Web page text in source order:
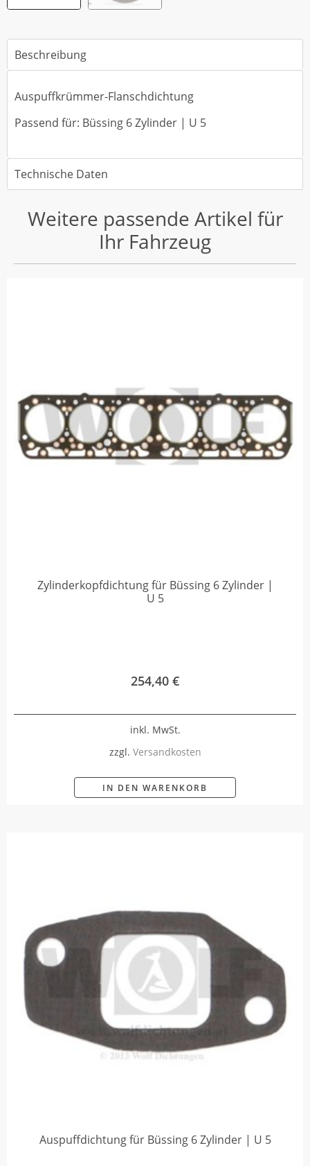
Beschreibung
Auspuffkrümmer-Flanschdichtung
Passend für: Büssing 6 Zylinder | U 5
Technische Daten
Weitere passende Artikel für
Ihr Fahrzeug
Zylinderkopfdichtung für Büssing 6 Zylinder |
U 5
254,40 €
inkl. MwSt.
zzgl. Versandkosten
IN DEN WARENKORB
Auspuffdichtung für Büssing 6 Zylinder | U 5